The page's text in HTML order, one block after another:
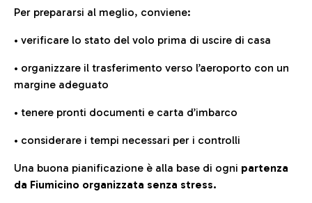
Per prepararsi al meglio, conviene:
• verificare lo stato del volo prima di uscire di casa
• organizzare il trasferimento verso l’aeroporto con un
margine adeguato
• tenere pronti documenti e carta d’imbarco
• considerare i tempi necessari per i controlli
Una buona pianificazione è alla base di ogni partenza
da Fiumicino organizzata senza stress.